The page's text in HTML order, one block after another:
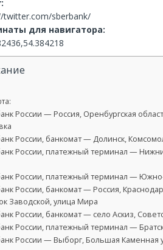
twitter.com/sberbank/
для навигатора:
России — Россия, Оренбургская
России, банкомат — Долинск,
России, платежный терминал —
России, платежный терминал — Южно-
России, банкомат — Россия,
Заводской, улица Мира
России, банкомат — село Аскиз,
России, платежный терминал —
России — Выборг, Большая Каменная